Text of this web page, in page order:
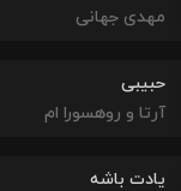
مهدی جهانی
حبیبی
آرتا و روهسورا ام
یادت باشه